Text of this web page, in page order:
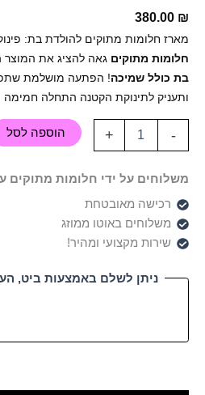
380.00 ₪
מארז חלומות מתוקים להולדת בת:
חלומות מתוקים גאה להציג את המוצר
בת כולל שמיכה! הפתעה מושלמת
ותעניק לתינוקת הקטנה התחלה חמימה
-
+ הוספה לסל
משלוחים על ידי חלומות מתוקים
רכישה מאובטחת
משלוחים באוטו ממוזג
שירות מקצועי ומהיר!
ניתן לשלם באמצעות ביט,